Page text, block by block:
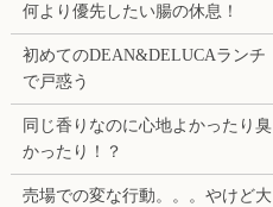
何より優先したい腸の休息！
初めてのDEAN&DELUCAランチ
で戸惑う
同じ香りなのに心地よかったり臭
かったり！？
売場での変な行動。。。やけど大